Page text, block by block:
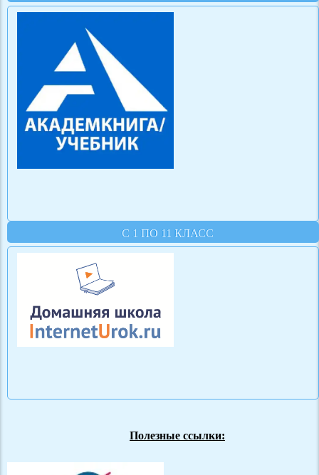
С 1 ПО 11 КЛАСС
Полезные ссылки: